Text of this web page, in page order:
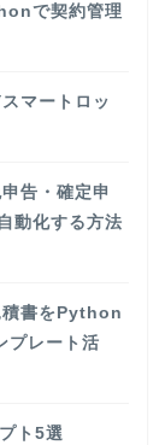
で契約管理
マートロッ
告・確定申
動化する方法
積書をPython
プレート活
ト5選